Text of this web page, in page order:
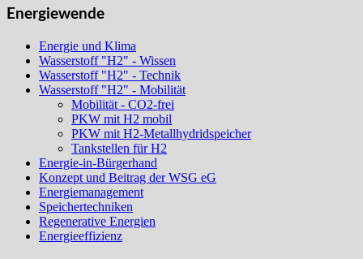
Energiewende
Energie und Klima
Wasserstoff "H2" - Wissen
Wasserstoff "H2" - Technik
Wasserstoff "H2" - Mobilität
Mobilität - CO2-frei
PKW mit H2 mobil
PKW mit H2-Metallhydridspeicher
Tankstellen für H2
Energie-in-Bürgerhand
Konzept und Beitrag der WSG eG
Energiemanagement
Speichertechniken
Regenerative Energien
Energieeffizienz